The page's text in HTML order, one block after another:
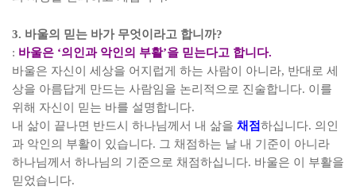
3. 바울의 믿는 바가 무엇이라고 합니까?
: 바울은 ‘의인과 악인의 부활’을 믿는다고 합니다.
바울은 자신이 세상을 어지럽게 하는 사람이 아니라, 반대로 세
상을 아름답게 만드는 사람임을 논리적으로 진술합니다. 이를
위해 자신이 믿는 바를 설명합니다.
내 삶이 끝나면 반드시 하나님께서 내 삶을 채점하십니다. 의인
과 악인의 부활이 있습니다. 그 채점하는 날 내 기준이 아니라
하나님께서 하나님의 기준으로 채점하십니다. 바울은 이 부활을
믿었습니다.